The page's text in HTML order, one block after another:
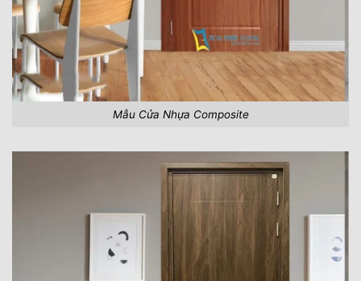
Mẫu Cửa Nhựa Composite